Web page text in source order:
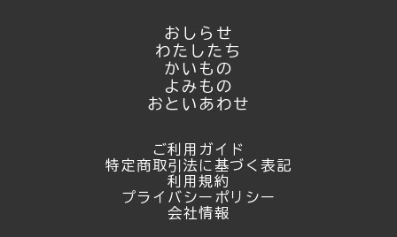
おしらせ
わたしたち
かいもの
よみもの
おといあわせ
ご利用ガイド
特定商取引法に基づく表記
利用規約
プライバシーポリシー
会社情報